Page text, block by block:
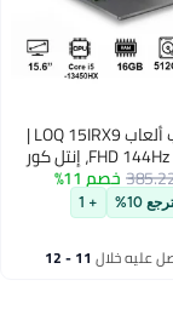
لينوفو لابتوب ألعاب LOQ 15IRX9 |
شاشة 15.6" FHD 144Hz، إنتل كور
i5-13450HX، إنفيديا RTX3050
خصم 11%
10%
+ 1
عليه خلال 11 - 12